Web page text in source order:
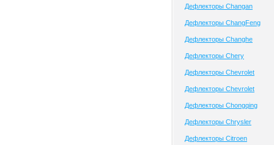
Дефлекторы Changan
Дефлекторы ChangFeng
Дефлекторы Changhe
Дефлекторы Chery
Дефлекторы Chevrolet
Дефлекторы Chevrolet
Дефлекторы Chongqing
Дефлекторы Chrysler
Дефлекторы Citroen